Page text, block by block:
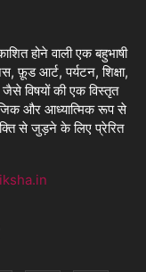
होने वाली एक बहुभाषी
फ़ूड आर्ट, पर्यटन, शिक्षा,
विषयों की एक विस्तृत
और आध्यात्मिक रूप से
से जुड़ने के लिए प्रेरित